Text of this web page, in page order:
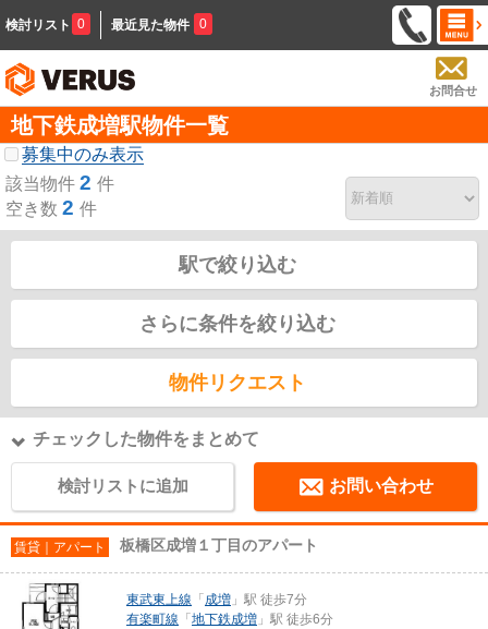
検討リスト 0 最近見た物件 0
お問合せ
地下鉄成増駅物件一覧
募集中のみ表示
該当物件 2 件
空き数 2 件
駅で絞り込む
さらに条件を絞り込む
物件リクエスト
チェックした物件をまとめて
検討リストに追加 お問い合わせ
賃貸｜アパート 板橋区成増１丁目のアパート
東武東上線 「 成増 」駅 徒歩7分
有楽町線 「 地下鉄成増 」駅 徒歩6分